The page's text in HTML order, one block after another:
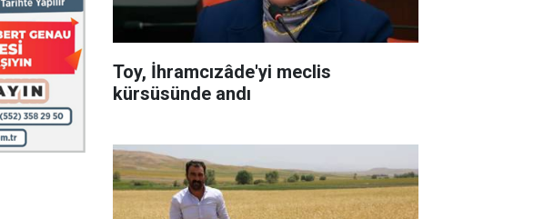
Toy, İhramcızâde'yi meclis
kürsüsünde andı